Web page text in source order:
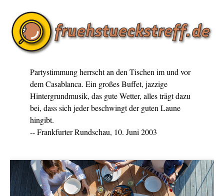
Partystimmung herrscht an den Tischen im und vor
dem Casablanca. Ein großes Buffet, jazzige
Hintergrundmusik, das gute Wetter, alles trägt dazu
bei, dass sich jeder beschwingt der guten Laune
hingibt.
-- Frankfurter Rundschau, 10. Juni 2003